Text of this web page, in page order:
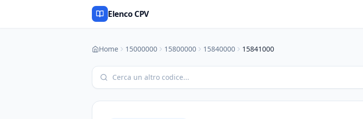
Elenco CPV
Home 15000000 15800000 15840000 15841000